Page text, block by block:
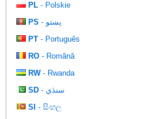
PL - Polskie
PS
- پښتو
PT - Português
RO - Română
RW- Rwanda
SD
- سنڌي
SI - සිංහල